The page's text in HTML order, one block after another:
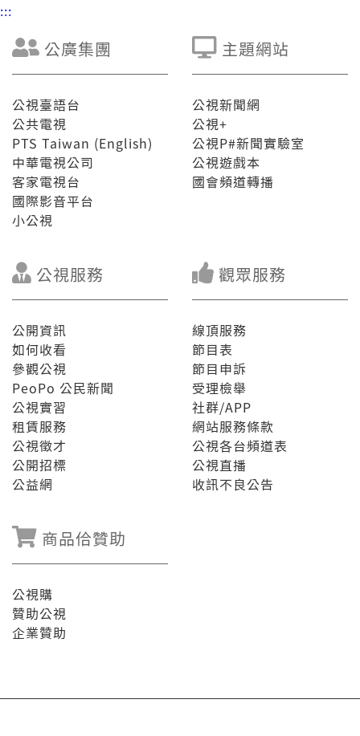
:::
公廣集團
公視臺語台
公共電視
PTS Taiwan (English)
中華電視公司
客家電視台
國際影音平台
小公視
主題網站
公視新聞網
公視+
公視P#新聞實驗室
公視遊戲本
國會頻道轉播
公視服務
公開資訊
如何收看
參觀公視
PeoPo 公民新聞
公視實習
租賃服務
公視徵才
公開招標
公益網
觀眾服務
線頂服務
節目表
節目申訴
受理檢舉
社群/APP
網站服務條款
公視各台頻道表
公視直播
收訊不良公告
商品佮贊助
公視購
贊助公視
企業贊助